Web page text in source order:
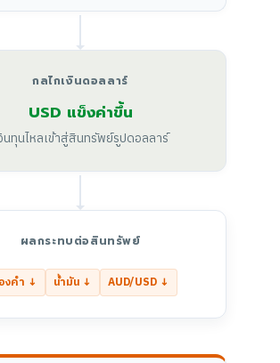
กลไกเงินดอลลาร์
USD แข็งค่าขึ้น
นทุนไหลเข้าสู่สินทรัพย์รูปดอลลาร์
ผลกระทบต่อสินทรัพย์
งคำ ↓ น้ำมัน ↓ AUD/USD ↓